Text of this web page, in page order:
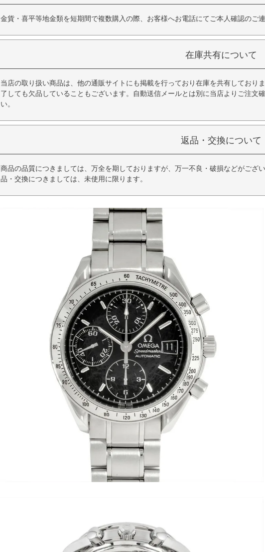
金貨・喜平等地金類を短期間で複数購入の際、お客様へお電話にてご本人確認のご
在庫共有について
当店の取り扱い商品は、他の通販サイトにも掲載を行っており在庫を共有しており
了しても欠品していることもございます。自動送信メールとは別に当店よりご注文
い。
返品・交換について
商品の品質につきましては、万全を期しておりますが、万一不良・破損などがござ
品・交換につきましては、未使用に限ります。